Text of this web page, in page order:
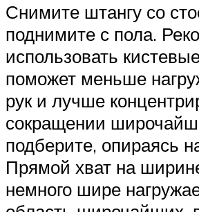
Снимите штангу со
поднимите с пола.
использовать
поможет меньше
рук и лучше
сокращении
подберите, опираясь
Прямой хват на
немного шире